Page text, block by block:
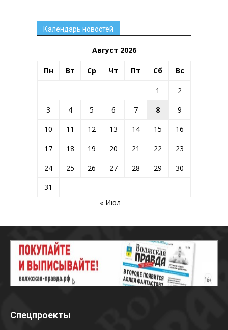
Календарь новостей
Август 2026
Пн Вт Ср Чт Пт Сб Вс
1
2
3
4 5 6 7 8
9
10
11 12 13 14 15
16
17
18 19 20 21 22
23
24
25 26 27 28 29
30
31
« Июл
Спецпроекты